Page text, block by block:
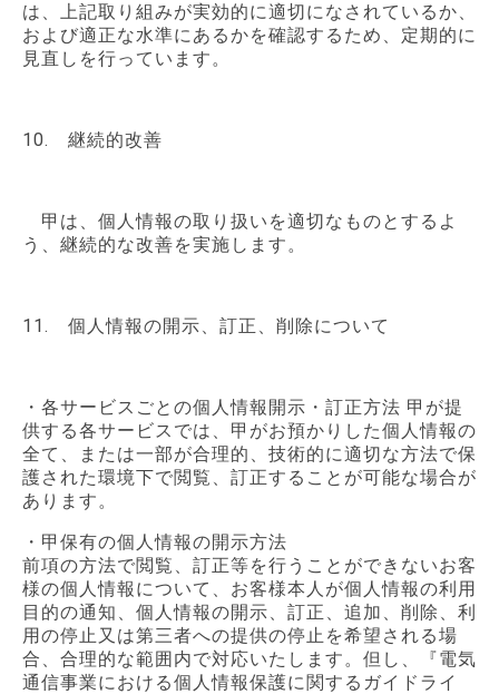
は、上記取り組みが実効的に適切になされているか、
および適正な水準にあるかを確認するため、定期的に
見直しを行っています。
10. 継続的改善
甲は、個人情報の取り扱いを適切なものとするよ
う、継続的な改善を実施します。
11. 個人情報の開示、訂正、削除について
・各サービスごとの個人情報開示・訂正方法 甲が提
供する各サービスでは、甲がお預かりした個人情報の
全て、または一部が合理的、技術的に適切な方法で保
護された環境下で閲覧、訂正することが可能な場合が
あります。
・甲保有の個人情報の開示方法
前項の方法で閲覧、訂正等を行うことができないお客
様の個人情報について、お客様本人が個人情報の利用
目的の通知、個人情報の開示、訂正、追加、削除、利
用の停止又は第三者への提供の停止を希望される場
合、合理的な範囲内で対応いたします。但し、『電気
通信事業における個人情報保護に関するガイドライ